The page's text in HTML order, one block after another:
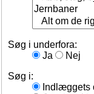
Søg i underfora:
Ja
Nej
Søg i:
Indlæggets